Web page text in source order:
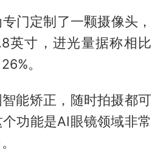
门定制了一颗摄像头，
英寸，进光量据称相比
。
能矫正，随时拍摄都可
功能是AI眼镜领域非常